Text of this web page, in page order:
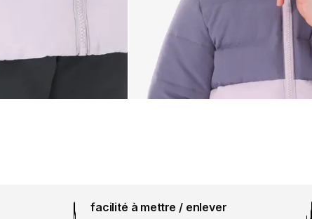
facilité à mettre / enlever